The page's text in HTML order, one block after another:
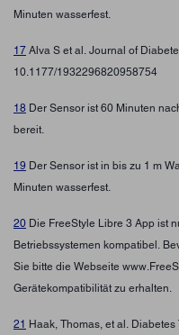
Minuten wasserfest.
17 Alva S et al. Journal of
10.1177/1932296820958754
18 Der Sensor ist 60 Minuten
bereit.
19 Der Sensor ist in bis zu 1 m
Minuten wasserfest.
20 Die FreeStyle Libre 3 App ist
Betriebssystemen kompatibel.
Sie bitte die Webseite
Gerätekompatibilität zu erhalten.
21 Haak, Thomas, et al.